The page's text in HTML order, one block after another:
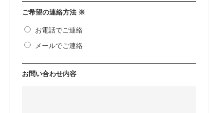
ご希望の連絡方法 ※
お電話でご連絡
メールでご連絡
お問い合わせ内容